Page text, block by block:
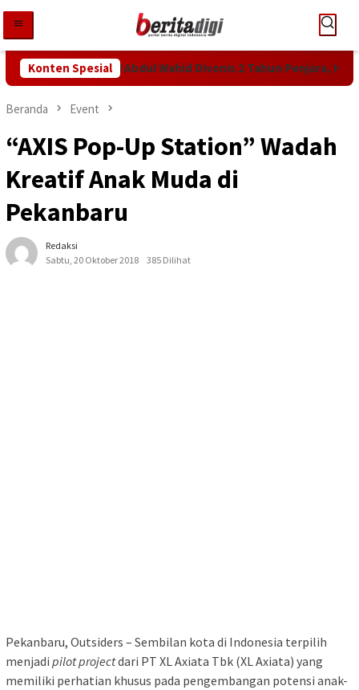
konten
Konten Spesial
Tuntutan KPK! Abdul Wahid Divonis 2 Tahun Penjara, Hakim
Beranda Event
“AXIS Pop-Up Station” Wadah
Kreatif Anak Muda di
Pekanbaru
Redaksi
Sabtu, 20 Oktober 2018
385 Dilihat
Pekanbaru, Outsiders – Sembilan kota di Indonesia terpilih
menjadi pilot projectdari PT XL Axiata Tbk (XL Axiata) yang
memiliki perhatian khusus pada pengembangan potensi anak-